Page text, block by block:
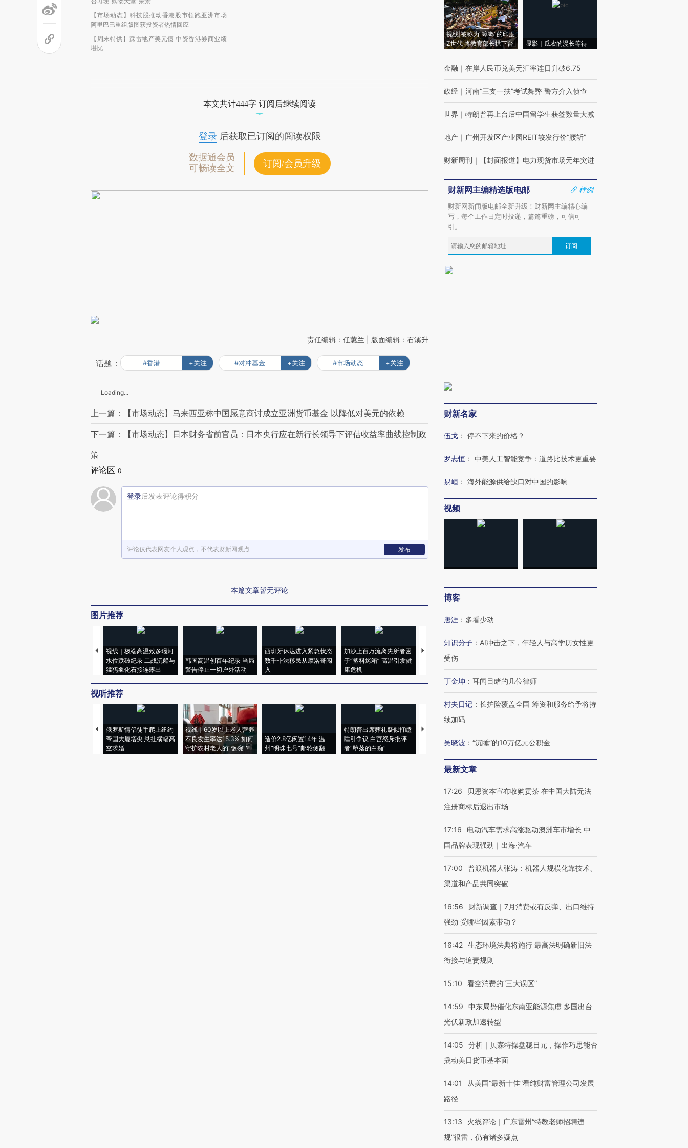
【市场动态】科技股推动香港股市领跑亚洲市场
阿里巴巴重组版图获投资者热情回应
【周末特供】踩雷地产美元债 中资香港券商业绩
堪忧
本文共计444字 订阅后继续阅读
登录后获取已订阅的阅读权限
数据通会员
可畅读全文
订阅/会员升级
责任编辑：任蕙兰 | 版面编辑：石溪升
话题： #香港 +关注 #对冲基金 +关注 #市场动态 +关注
Loading...
上一篇：【市场动态】马来西亚称中国愿意商讨成立亚洲货币基金 以降低对美元的依赖
下一篇：【市场动态】日本财务省前官员：日本央行应在新行长领导下评估收益率曲线控制政
策
评论区 0
登录后发表评论得积分
评论仅代表网友个人观点，不代表财新网观点 发布
本篇文章暂无评论
图片推荐
视线｜极端高温致多瑙河
水位跌破纪录 二战沉船与
猛犸象化石接连露出
韩国高温创百年纪录 当局
警告停止一切户外活动
西班牙休达进入紧急状态
数千非法移民从摩洛哥闯
入
加沙上百万流离失所者困
于“塑料烤箱” 高温引发健
康危机
视线｜HYROX的吸金
术：是什么让中产们甘
心“花钱找虐”？
毒品
育部长拱下台
视听推荐
俄罗斯情侣徒手爬上纽约
帝国大厦塔尖 悬挂横幅高
空求婚
视线｜60岁以上老人营养
不良发生率达15.3% 如何
守护农村老人的“饭碗”?
造价2.8亿闲置14年 温
州“明珠七号”邮轮侧翻
特朗普出席葬礼疑似打瞌
睡引争议 白宫怒斥批评
者“堕落的白痴”
视线｜全球最热百城独占
97个 印度如何熬过48°C
38岁梅西上演帽子戏法
阿根廷3-0阿尔及利亚
视线｜不考竞赛的王虹、
视线|被称为“蟑螂”的印度
Z世代 将教育部长拱下台
显影｜瓜农的漫长等待
金融 ｜ 在岸人民币兑美元汇率连日升破6.75
政经 ｜ 河南“三支一扶”考试舞弊 警方介入侦查
世界 ｜ 特朗普再上台后中国留学生获签数量大减
地产 ｜ 广州开发区产业园REIT较发行价“腰斩”
财新周刊 ｜ 【封面报道】电力现货市场元年突进
财新网主编精选版电邮
样例
财新网新闻版电邮全新升级！财新网主编精心编
写，每个工作日定时投递，篇篇重磅，可信可
引。
订阅
财新名家
伍戈 ： 停不下来的价格？
罗志恒 ： 中美人工智能竞争：道路比技术更重要
易峘 ： 海外能源供给缺口对中国的影响
视频
博客
唐涯 ： 多看少动
知识分子 ： AI冲击之下，年轻人与高学历女性更
受伤
丁金坤 ： 耳闻目睹的几位律师
村夫日记 ： 长护险覆盖全国 筹资和服务给予将持
续加码
吴晓波 ： “沉睡”的10万亿元公积金
最新文章
17:26
贝恩资本宣布收购贡茶 在中国大陆无法
注册商标后退出市场
17:16
电动汽车需求高涨驱动澳洲车市增长 中
国品牌表现强劲｜出海·汽车
17:00
普渡机器人张涛：机器人规模化靠技术、
渠道和产品共同突破
16:56
财新调查｜7月消费或有反弹、出口维持
强劲 受哪些因素带动？
16:42 生态环境法典将施行 最高法明确新旧法
衔接与追责规则
15:10 看空消费的“三大误区”
14:59
中东局势催化东南亚能源焦虑 多国出台
光伏新政加速转型
14:05
分析｜贝森特操盘稳日元，操作巧思能否
撬动美日货币基本面
14:01
从美国“最新十佳”看纯财富管理公司发展
路径
13:13
火线评论｜广东雷州“特教老师招聘违
规”很雷，仍有诸多疑点